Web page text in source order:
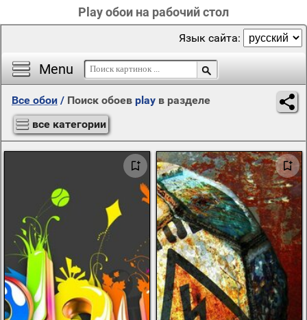
Play обои на рабочий стол
Menu
Язык сайта:
Все обои / Поиск обоев play в разделе
все категории